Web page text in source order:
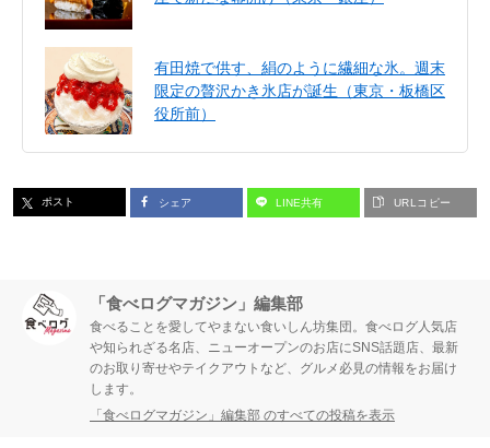
有田焼で供す、絹のように繊細な氷。週末
限定の贅沢かき氷店が誕生（東京・板橋区
役所前）
ポスト シェア LINE共有 URLコピー
「食べログマガジン」編集部
食べることを愛してやまない食いしん坊集団。食べログ人気店
や知られざる名店、ニューオープンのお店にSNS話題店、最新
のお取り寄せやテイクアウトなど、グルメ必見の情報をお届け
します。
「食べログマガジン」編集部 のすべての投稿を表示